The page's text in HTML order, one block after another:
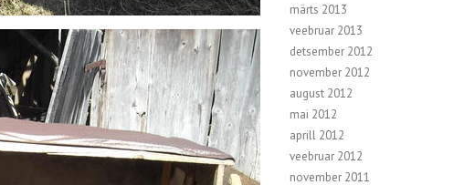
märts 2013
veebruar 2013
detsember 2012
november 2012
august 2012
mai 2012
aprill 2012
veebruar 2012
november 2011